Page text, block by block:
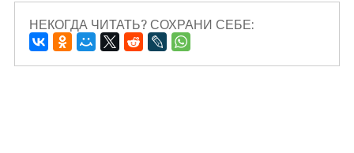
НЕКОГДА ЧИТАТЬ? СОХРАНИ СЕБЕ: